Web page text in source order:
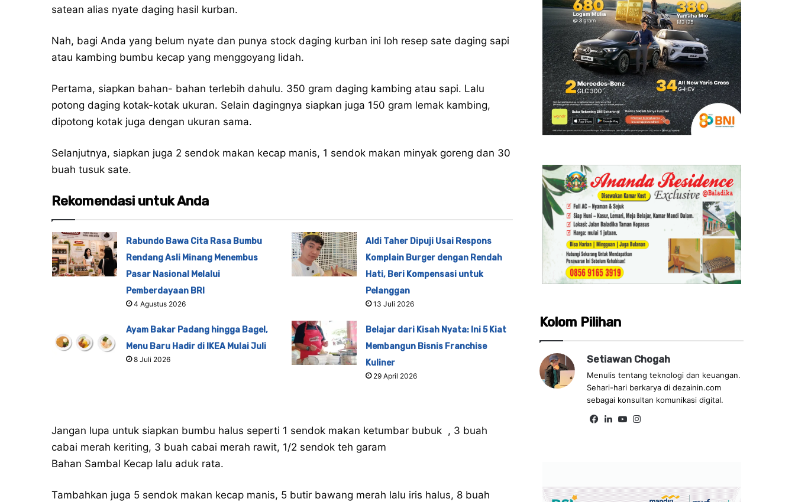
satean alias nyate daging hasil kurban.
Nah, bagi Anda yang belum nyate dan punya stock daging kurban ini loh resep sate daging sapi
atau kambing bumbu kecap yang menggoyang lidah.
Pertama, siapkan bahan- bahan terlebih dahulu. 350 gram daging kambing atau sapi. Lalu
potong daging kotak-kotak ukuran. Selain dagingnya siapkan juga 150 gram lemak kambing,
dipotong kotak juga dengan ukuran sama.
Selanjutnya, siapkan juga 2 sendok makan kecap manis, 1 sendok makan minyak goreng dan 30
buah tusuk sate.
Rekomendasi untuk Anda
Rabundo Bawa Cita Rasa Bumbu
Rendang Asli Minang Menembus
Pasar Nasional Melalui
Pemberdayaan BRI
4 Agustus 2026
Aldi Taher Dipuji Usai Respons
Komplain Burger dengan Rendah
Hati, Beri Kompensasi untuk
Pelanggan
13 Juli 2026
Ayam Bakar Padang hingga Bagel,
Menu Baru Hadir di IKEA Mulai Juli
8 Juli 2026
Belajar dari Kisah Nyata: Ini 5 Kiat
Membangun Bisnis Franchise
Kuliner
29 April 2026
Jangan lupa untuk siapkan bumbu halus seperti 1 sendok makan ketumbar bubuk , 3 buah
cabai merah keriting, 3 buah cabai merah rawit, 1/2 sendok teh garam
Bahan Sambal Kecap lalu aduk rata.
Tambahkan juga 5 sendok makan kecap manis, 5 butir bawang merah lalu iris halus, 8 buah
Kolom Pilihan
Setiawan Chogah
Menulis tentang teknologi dan keuangan.
Sehari-hari berkarya di dezainin.com
sebagai konsultan komunikasi digital.
Fa Lin Yo